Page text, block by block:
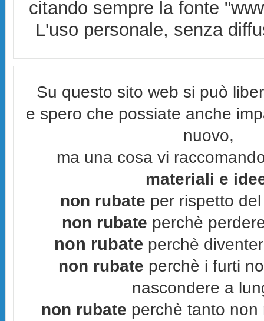
citando sempre la fonte
L'uso personale, senza
Su questo sito web si può
e spero che possiate anche
nuovo,
ma una cosa vi
materiali e
non rubate per rispetto
non rubate perchè
non rubate perchè
non rubate perchè i furti
nascondere a
non rubate perchè tanto non